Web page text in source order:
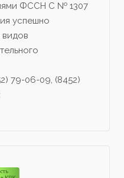
ФССН С № 1307
успешно
79-06-09, (8452)